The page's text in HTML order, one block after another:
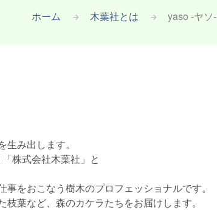
ホーム 木葉社とは yaso -ヤソ-
み出します。
株式会社木葉社」と
をおこなう樹木のプロフェッショナルです。
葉など、森のカケラたちをお届けします。